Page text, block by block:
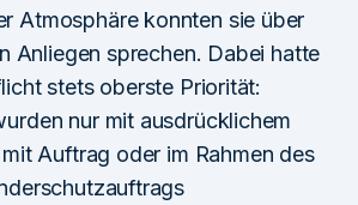
Atmosphäre konnten sie über
Anliegen sprechen. Dabei hatte
stets oberste Priorität:
nur mit ausdrücklichem
Auftrag oder im Rahmen des